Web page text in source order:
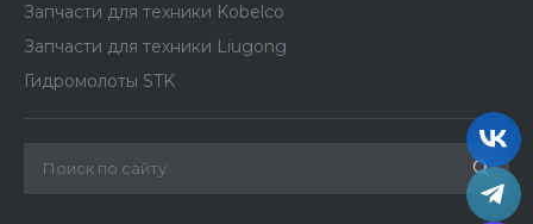
Запчасти для техники Kobelco
Запчасти для техники Liugong
Гидромолоты STK